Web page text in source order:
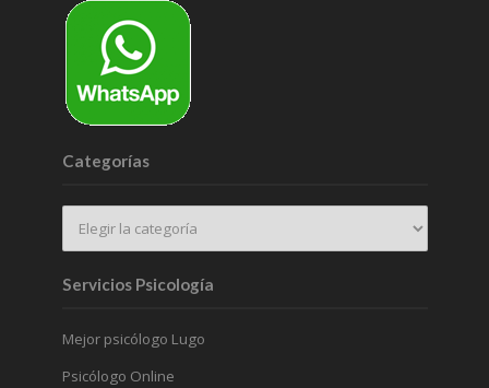
Categorías
Servicios Psicología
Mejor psicólogo Lugo
Psicólogo Online